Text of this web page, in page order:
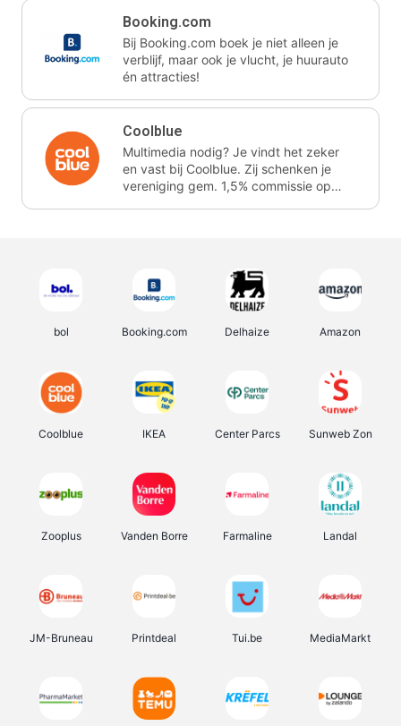
Booking.com
Bij Booking.com boek je niet alleen je
verblijf, maar ook je vlucht, je huurauto
én attracties!
Coolblue
Multimedia nodig? Je vindt het zeker
en vast bij Coolblue. Zij schenken je
vereniging gem. 1,5% commissie op
bol Booking.com Delhaize Amazon
Coolblue IKEA Center Parcs Sunweb Zon
Zooplus Vanden Borre Farmaline Landal
JM-Bruneau Printdeal Tui.be MediaMarkt